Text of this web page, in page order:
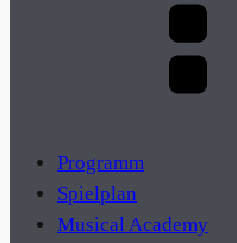
Programm
Spielplan
Musical Academy